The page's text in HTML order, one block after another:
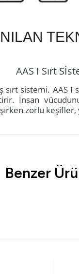
AAS I Sırt
sistemi. AAS I
İnsan
zorlu
Bu ürüne ilk yorumu siz
Ürün hakkında henüz soru
Benzer